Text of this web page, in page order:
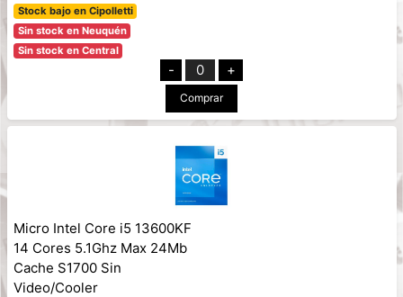
Stock bajo en Cipolletti
Sin stock en Neuquén
Sin stock en Central
- 0 +
Comprar
Micro Intel Core i5 13600KF
14 Cores 5.1Ghz Max 24Mb
Cache S1700 Sin
Video/Cooler